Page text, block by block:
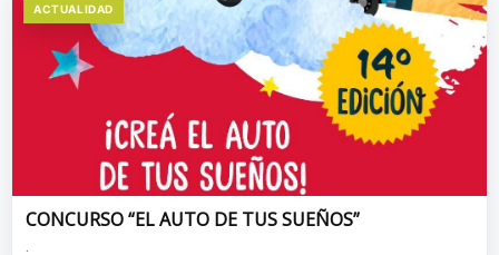
ACTUALIDAD
CONCURSO “EL AUTO DE TUS SUEÑOS”